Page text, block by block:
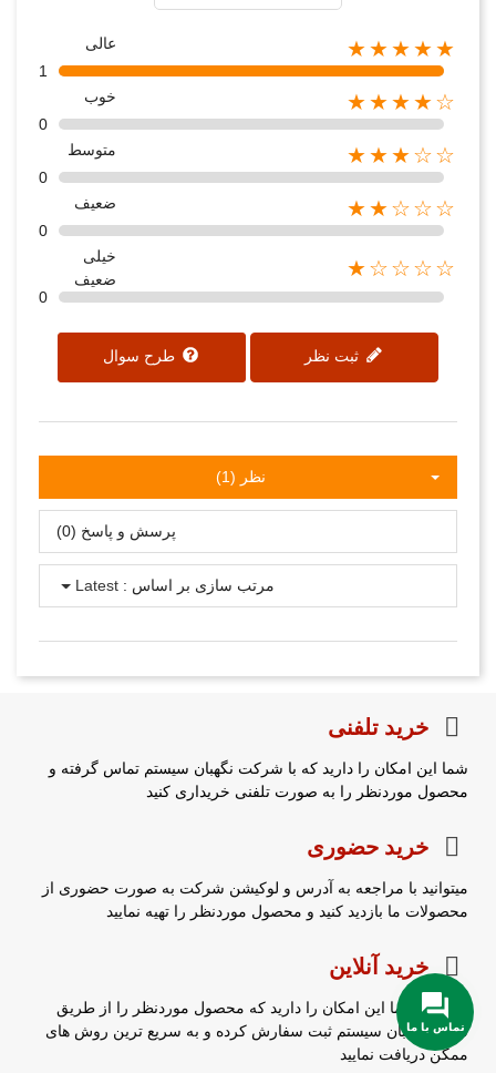
★★★★★
عالی
1
★★★★☆
خوب
0
★★★☆☆
متوسط
0
★★☆☆☆
ضعیف
0
★☆☆☆☆
خیلی
ضعیف
0
ثبت نظر طرح سوال
نظر (1)
پرسش و پاسخ (0)
مرتب سازی بر اساس : Latest
خرید تلفنی
شما این امکان را دارید که با شرکت نگهبان سیستم تماس گرفته و
محصول موردنظر را به صورت تلفنی خریداری کنید
خرید حضوری
میتوانید با مراجعه به آدرس و لوکیشن شرکت به صورت حضوری از
محصولات ما بازدید کنید و محصول موردنظر را تهیه نمایید
خرید آنلاین
همچنین شما این امکان را دارید که محصول موردنظر را از طریق
سایت نگهبان سیستم ثبت سفارش کرده و به سریع ترین روش های
ممکن دریافت نمایید
تماس با ما